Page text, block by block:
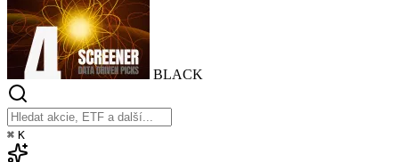
BLACK
⌘ K